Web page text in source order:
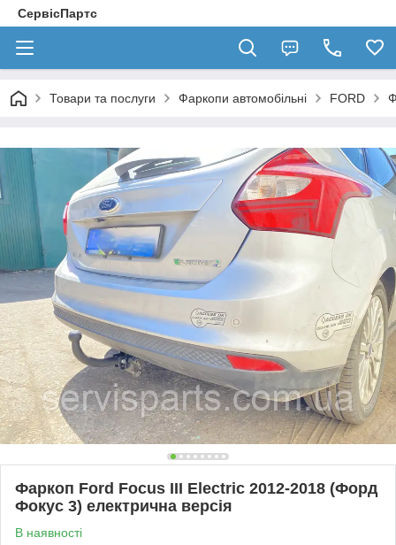
СервісПартс
Товари та послуги Фаркопи автомобільні FORD
Фаркоп Ford Focus III Electric 2012-2018 (Форд
Фокус 3) електрична версія
В наявності